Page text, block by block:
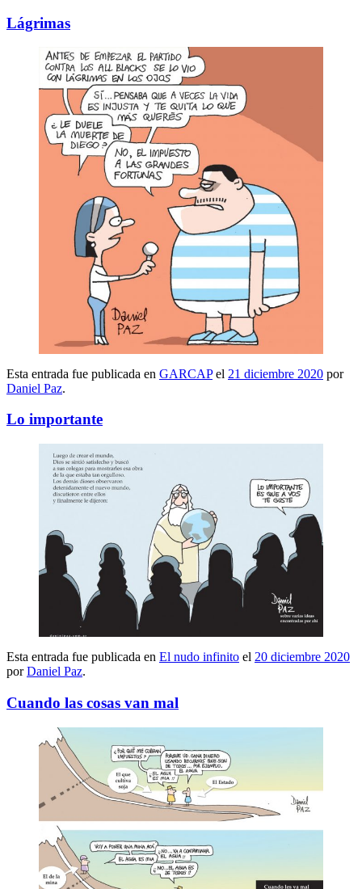
Lágrimas
Esta entrada fue publicada en GARCAPel 21 diciembre 2020 por
Daniel Paz.
Lo importante
Esta entrada fue publicada en El nudo infinito el 20 diciembre 2020
porDaniel Paz.
Cuando las cosas van mal